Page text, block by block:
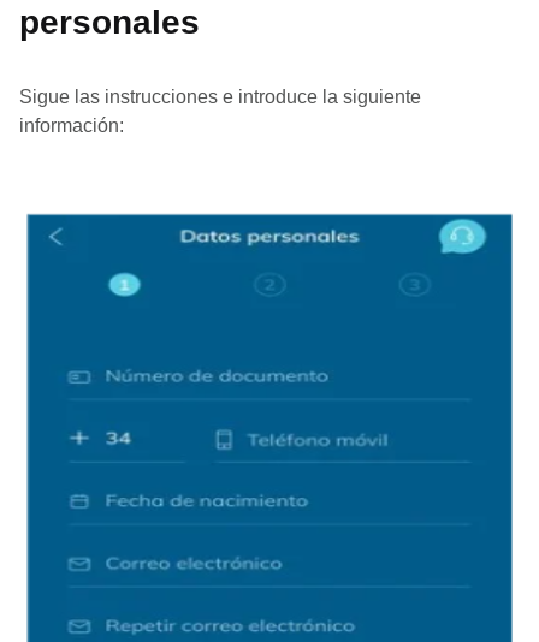
personales
Sigue las instrucciones e introduce la siguiente
información: